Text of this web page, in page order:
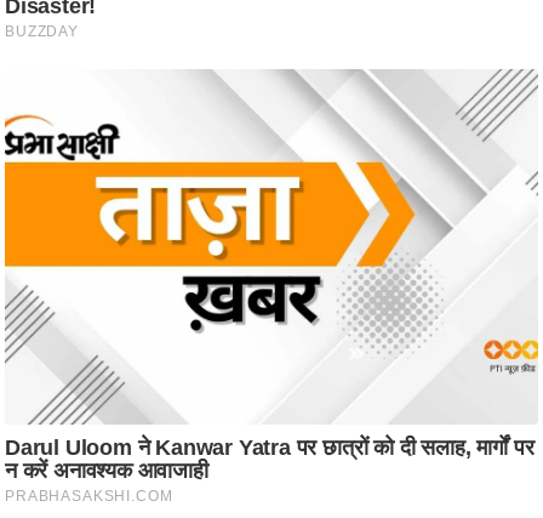
ष
म
हि
र्म
स्थ
ल
त
त्यो
हा
र